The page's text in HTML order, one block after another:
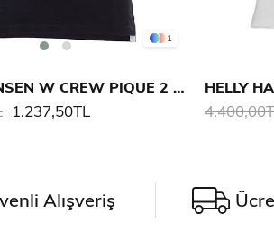
1
HELLY HANSEN W CREW PIQUE 2 POLO
1.237,50TL
HELLY
Alışveriş